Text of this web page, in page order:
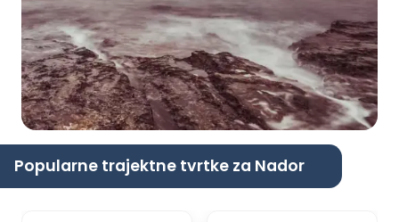
Popularne trajektne tvrtke za Nador